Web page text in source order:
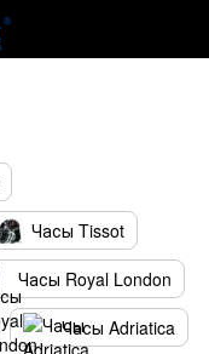
Часы Tissot
Часы Royal London
Часы Adriatica